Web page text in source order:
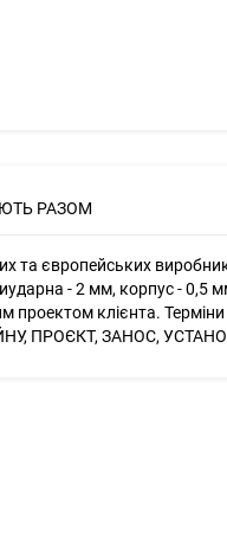
РАЗОМ
та європейських
- 2 мм, корпус - 0,5
проектом клієнта.
ПРОЄКТ, ЗАНОС,